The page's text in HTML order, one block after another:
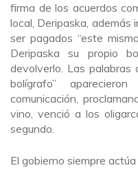
firma de los acuerdos
local, Deripaska, además
ser pagados “este
Deripaska su propio
devolverlo. Las
bolígrafo”
comunicación,
vino, venció a los
segundo.
El gobierno siempre